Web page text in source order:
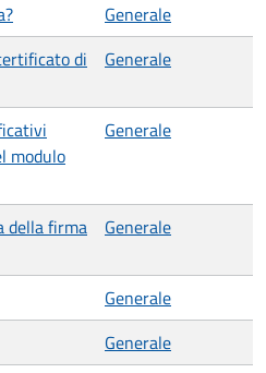
Generale
di
Generale
modulo
Generale
della firma
Generale
Generale
Generale